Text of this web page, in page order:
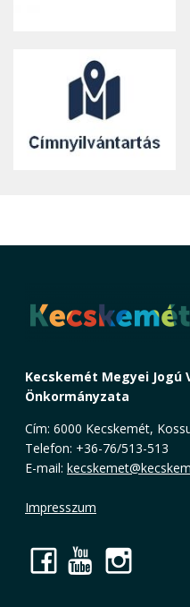
Cookie
Kecskemét Megyei Jogú
Önkormányzata
Cím: 6000 Kecskemét,
Telefon: +36-76/513-513
E-mail:
Impresszum